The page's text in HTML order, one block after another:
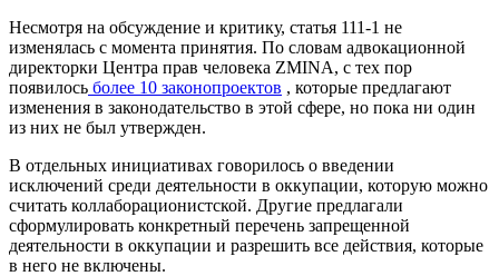
Несмотря на обсуждение и критику, статья 111-1 не
изменялась с момента принятия. По словам адвокационной
директорки Центра прав человека ZMINA, с тех пор
появилось более 10 законопроектов , которые предлагают
изменения в законодательство в этой сфере, но пока ни один
из них не был утвержден.
В отдельных инициативах говорилось о введении
исключений среди деятельности в оккупации, которую можно
считать коллаборационистской. Другие предлагали
сформулировать конкретный перечень запрещенной
деятельности в оккупации и разрешить все действия, которые
в него не включены.